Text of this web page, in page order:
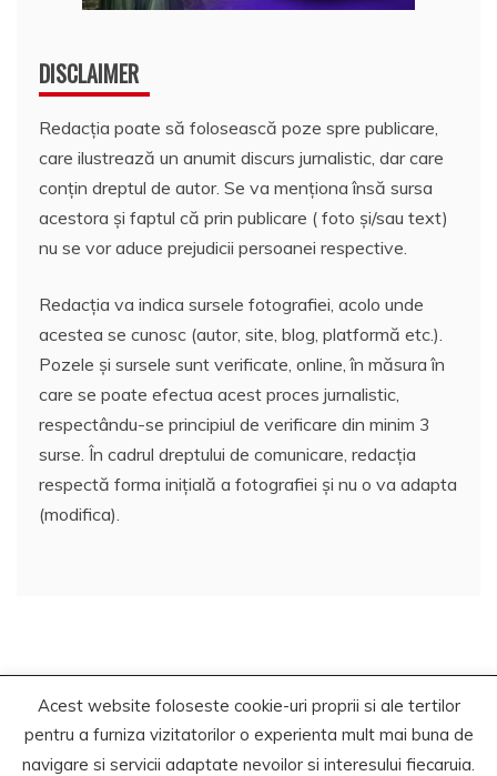
DISCLAIMER
Redacția poate să folosească poze spre publicare,
care ilustrează un anumit discurs jurnalistic, dar care
conțin dreptul de autor. Se va menționa însă sursa
acestora și faptul că prin publicare ( foto și/sau text)
nu se vor aduce prejudicii persoanei respective.
Redacția va indica sursele fotografiei, acolo unde
acestea se cunosc (autor, site, blog, platformă etc.).
Pozele și sursele sunt verificate, online, în măsura în
care se poate efectua acest proces jurnalistic,
respectându-se principiul de verificare din minim 3
surse. În cadrul dreptului de comunicare, redacția
respectă forma inițială a fotografiei și nu o va adapta
(modifica).
Copyrights. © 2020-2023 Segra Media
Proudly powered by WordPress|
Theme: Recent News
Acest website foloseste cookie-uri proprii si ale tertilor
pentru a furniza vizitatorilor o experienta mult mai buna de
navigare si servicii adaptate nevoilor si interesului fiecaruia.